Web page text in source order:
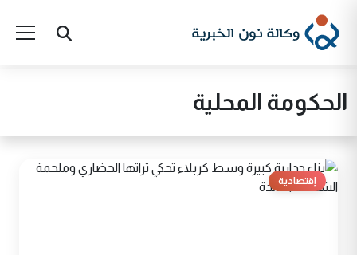
الحكومة المحلية
إقتصادية